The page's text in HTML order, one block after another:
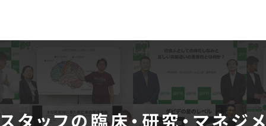
タッフの臨床・研究・マネジ